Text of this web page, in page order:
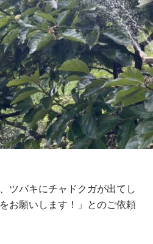
ツバキにチャドクガが出てし
お願いします！」とのご依頼